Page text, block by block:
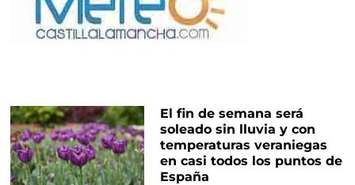
El fin de semana será
soleado sin lluvia y con
temperaturas veraniegas
en casi todos los puntos de
España